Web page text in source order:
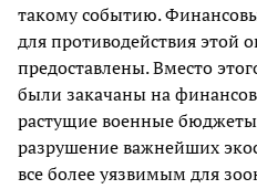
такому событию.
для противодействия этой
предоставлены. Вместо
были закачаны на
растущие военные
разрушение важнейших
все более уязвимым для